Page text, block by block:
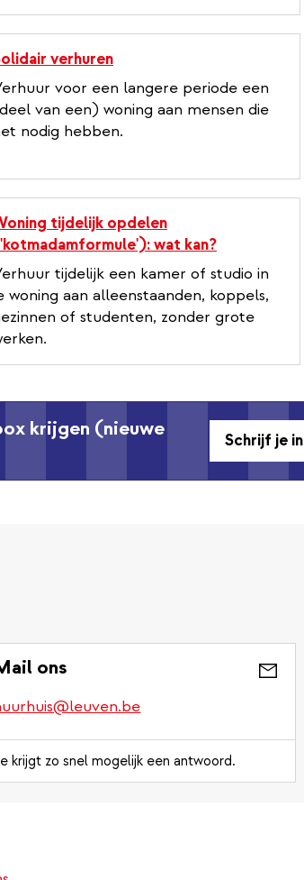
verhuren
voor een langere periode een
van een) woning aan mensen die
nodig hebben.
tijdelijk opdelen
wat kan?
tijdelijk een kamer of studio in
woning aan alleenstaanden, koppels,
of studenten, zonder grote
Schrijf je in
krijgen (nieuwe
ons
krijgt zo snel mogelijk een antwoord.